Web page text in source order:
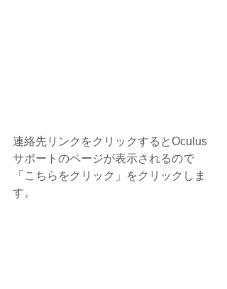
連絡先リンクをクリックするとOculus
サポートのページが表示されるので
「こちらをクリック」をクリックしま
す。